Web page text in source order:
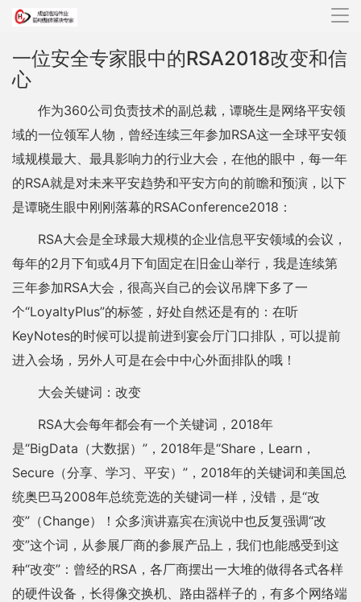
导
一位安全专家眼中的RSA2018改变和信
心
作为360公司负责技术的副总裁，谭晓生是网络平安领
域的一位领军人物，曾经连续三年参加RSA这一全球平安领
域规模最大、最具影响力的行业大会，在他的眼中，每一年
的RSA就是对未来平安趋势和平安方向的前瞻和预演，以下
是谭晓生眼中刚刚落幕的RSAConference2018：
RSA大会是全球最大规模的企业信息平安领域的会议，
每年的2月下旬或4月下旬固定在旧金山举行，我是连续第
三年参加RSA大会，很高兴自己的会议吊牌下多了一
个“LoyaltyPlus”的标签，好处自然还是有的：在听
KeyNotes的时候可以提前进到宴会厅门口排队，可以提前
进入会场，另外人可是在会中中心外面排队的哦！
大会关键词：改变
RSA大会每年都会有一个关键词，2018年
是“BigData（大数据）”，2018年是“Share，Learn，
Secure（分享、学习、平安）”，2018年的关键词和美国总
统奥巴马2008年总统竞选的关键词一样，没错，是“改
变”（Change）！众多演讲嘉宾在演说中也反复强调“改
变”这个词，从参展厂商的参展产品上，我们也能感受到这
种“改变”：曾经的RSA，各厂商摆出一大堆的做得各式各样
的硬件设备，长得像交换机、路由器样子的，有多个网络端